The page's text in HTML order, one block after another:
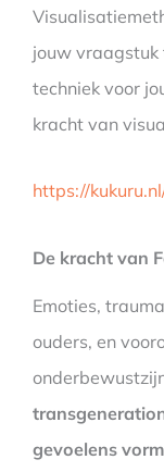
jouw vraagstuk
techniek voor
kracht van
https://
De kracht van
Emoties,
ouders, en
gevoelens